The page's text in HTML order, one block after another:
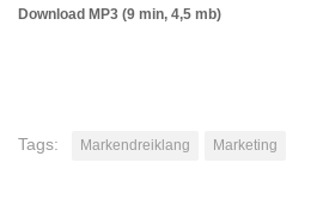
Download MP3 (9 min, 4,5 mb)
Tags: Markendreiklang Marketing